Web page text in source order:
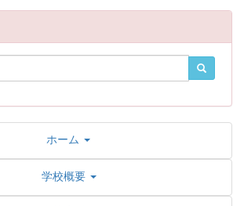
ホーム
学校概要